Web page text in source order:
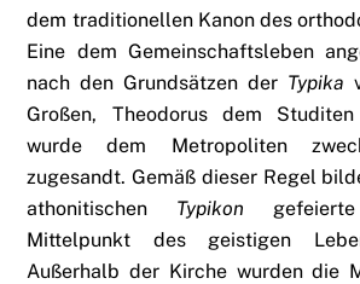
dem traditionellen Kanon des
Eine dem Gemeinschaftsleben
nach den Grundsätzen der Typika
Großen, Theodorus dem
wurde dem Metropoliten
zugesandt. Gemäß dieser Regel
athonitischen Typikon
Mittelpunkt des geistigen
Außerhalb der Kirche wurden die